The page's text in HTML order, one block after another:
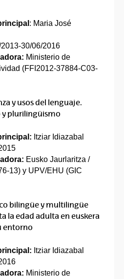
: Maria José
30/06/2016
Ministerio de
(FFI2012-37884-C03-
y usos del lenguaje.
y plurilingüismo
Itziar Idiazabal
Eusko Jaurlaritza /
13) y UPV/EHU (GIC
bilingüe y multilingüe
la edad adulta en euskera
entorno
Itziar Idiazabal
Ministerio de